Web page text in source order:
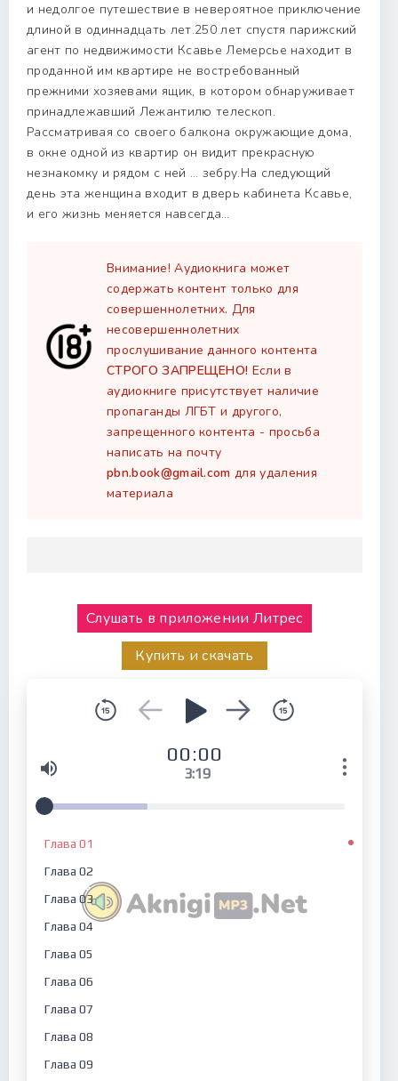
и недолгое путешествие в невероятное приключение
длиной в одиннадцать лет.250 лет спустя парижский
агент по недвижимости Ксавье Лемерсье находит в
проданной им квартире не востребованный
прежними хозяевами ящик, в котором обнаруживает
принадлежавший Лежантилю телескоп.
Рассматривая со своего балкона окружающие дома,
в окне одной из квартир он видит прекрасную
незнакомку и рядом с ней … зебру.На следующий
день эта женщина входит в дверь кабинета Ксавье,
и его жизнь меняется навсегда…
Внимание! Аудиокнига может
содержать контент только для
совершеннолетних. Для
несовершеннолетних
прослушивание данного контента
СТРОГО ЗАПРЕЩЕНО! Если в
аудиокниге присутствует наличие
пропаганды ЛГБТ и другого,
запрещенного контента - просьба
написать на почту
pbn.book@gmail.com для удаления
материала
Слушать в приложении Литрес
Купить и скачать
00:00
3:19
Глава 01
Глава 02
Глава 03
Глава 04
Глава 05
Глава 06
Глава 07
Глава 08
Глава 09